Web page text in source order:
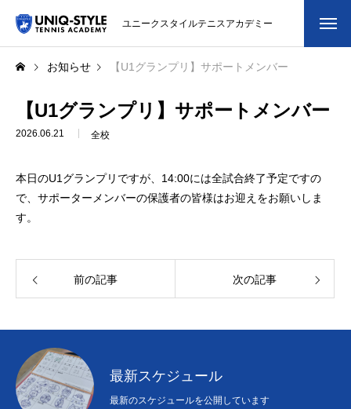
ユニークスタイルテニスアカデミー
初めての方
システム・クラス・料金
スクール紹介・コーチ紹介
大会・イベント
ブログ
アクセス
お問い合わせ
初めての方 システム・クラス・料金
お知らせ 【U1グランプリ】サポートメンバー
【U1グランプリ】サポートメンバー
2026.06.21 全校
本日のU1グランプリですが、14:00には全試合終了予定ですの
で、サポーターメンバーの保護者の皆様はお迎えをお願いしま
す。
前の記事 次の記事
最新スケジュール
最新のスケジュールを公開しています